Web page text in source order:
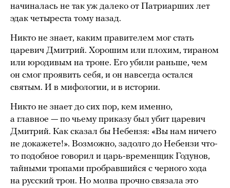
начиналась не так уж далеко от Патриарших лет
эдак четыреста тому назад.
Никто не знает, каким правителем мог стать
царевич Дмитрий. Хорошим или плохим, тираном
или юродивым на троне. Его убили раньше, чем
он смог проявить себя, и он навсегда остался
святым. И в мифологии, и в истории.
Никто не знает до сих пор, кем именно,
а главное — по чьему приказу был убит царевич
Дмитрий. Как сказал бы Небензя: «Вы нам ничего
не докажете!». Возможно, задолго до Небензи что-
то подобное говорил и царь-временщик Годунов,
тайными тропами пробравшийся с черного хода
на русский трон. Но молва прочно связала это